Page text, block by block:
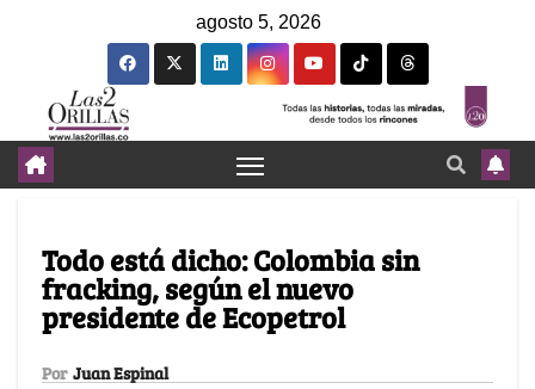
agosto 5, 2026
Todo está dicho: Colombia sin
fracking, según el nuevo
presidente de Ecopetrol
Por Juan Espinal